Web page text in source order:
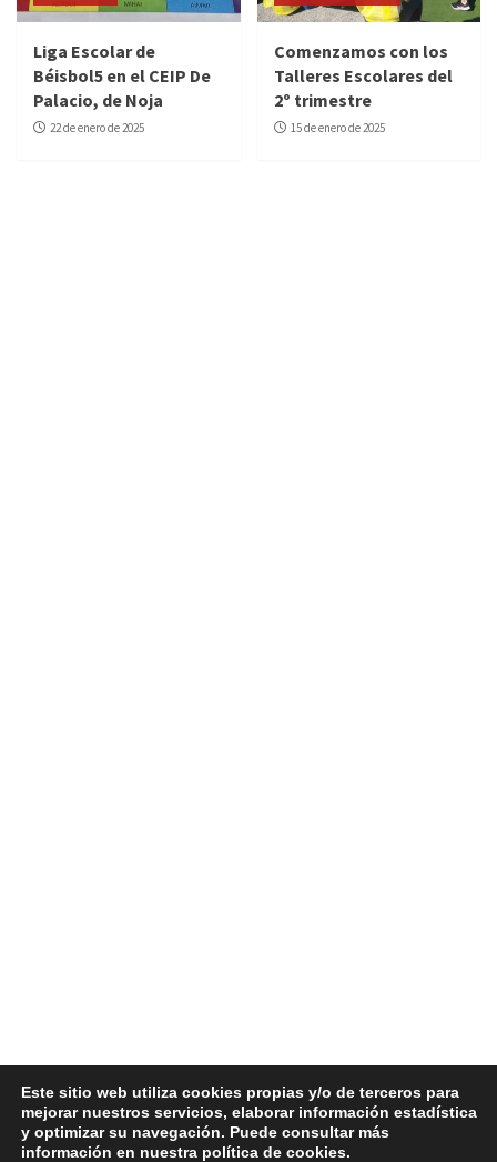
Liga Escolar de
Béisbol5 en el CEIP De
Palacio, de Noja
22 de enero de 2025
Comenzamos con los
Talleres Escolares del
2º trimestre
15 de enero de 2025
Paginación
de
1 2 3 4 … 24 Siguiente
Este sitio web utiliza cookies propias y/o de terceros para
mejorar nuestros servicios, elaborar información estadística
y optimizar su navegación. Puede consultar más
información en nuestra política de cookies.